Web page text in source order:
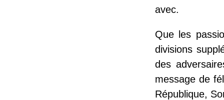
avec.
Que les
divisions
des
message de
République,